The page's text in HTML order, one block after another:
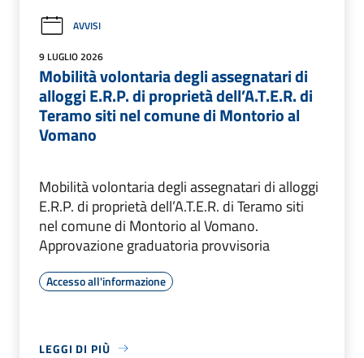
AVVISI
9 LUGLIO 2026
Mobilità volontaria degli assegnatari di
alloggi E.R.P. di proprietà dell’A.T.E.R. di
Teramo siti nel comune di Montorio al
Vomano
Mobilità volontaria degli assegnatari di alloggi
E.R.P. di proprietà dell’A.T.E.R. di Teramo siti
nel comune di Montorio al Vomano.
Approvazione graduatoria provvisoria
Accesso all'informazione
LEGGI DI PIÙ